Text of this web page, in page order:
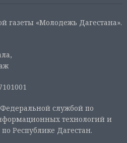
газеты «Молодежь Дагестана».
Федеральной службой по
технологий и
Республике Дагестан.